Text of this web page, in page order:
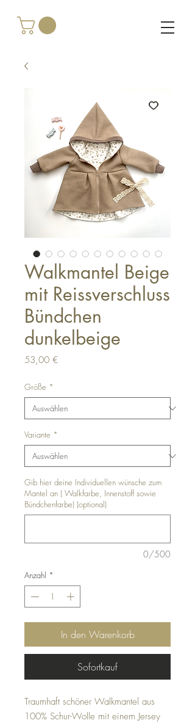
Walkmantel Beige
mit Reissverschluss
Bündchen
dunkelbeige
53,00 €Preis
Größe *
Variante *
Gib hier deine Individuellen wünsche zum
Mantel an ( Walkfarbe, Innenstoff sowie
Bündchenfarbe) (optional)
0/500
Anzahl *
In den Warenkorb
Sofortkauf
Traumhaft schöner Walkmantel aus
100% Schur-Wolle mit einem Jersey